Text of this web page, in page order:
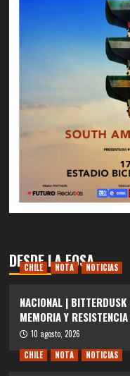
DESDE LA FOSA
CHILE NOTA NOTICIAS
NACIONAL |
MEMORIA Y
10 agosto, 2026
CHILE
NOTA NOTICIAS